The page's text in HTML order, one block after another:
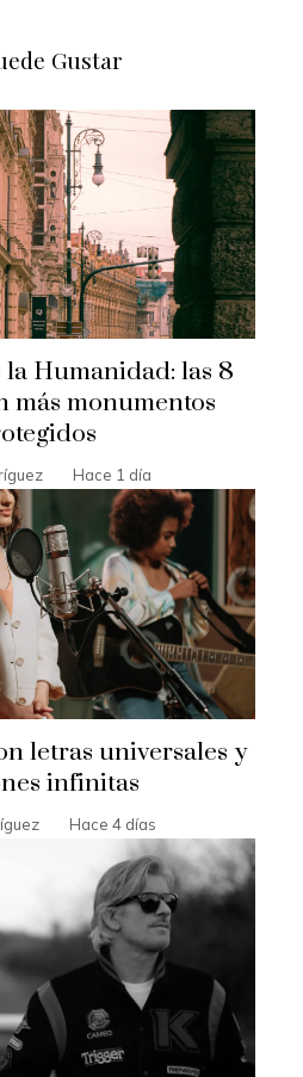
Gustar
Humanidad: las 8
más monumentos
Hace 1 día
letras universales y
infinitas
Hace 4 días